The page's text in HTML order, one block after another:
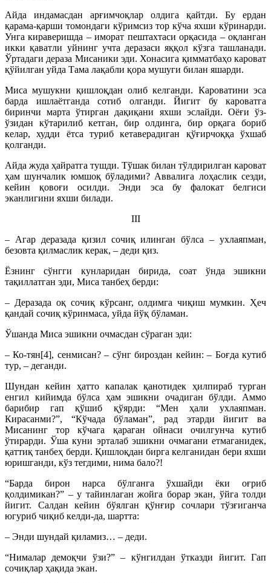
Айда индамасдан арғимчоқлар олдига қайтди. Бу ердан
қарама-қарши томондаги кўримсиз тор кўча яхши кўринарди.
Унга кираверишда – иморат пештахтаси орқасида – оқланган
икки қаватли уйнинг учта деразаси яққол кўзга ташланади.
Ўртадаги дераза Мисаники эди. Хонасига қимматбаҳо кароват
қўйилган уйда Тама лақабли қора мушуги билан яшарди.
Миса мушукни қишлоқдан олиб келганди. Кароватини эса
барда ишлаётганда сотиб олганди. Йигит бу кароватга
биринчи марта ўтирган дақиқани яхши эслайди. Оёғи ўз-
ўзидан кўтарилиб кетган, бир олдинга, бир орқага бориб
келар, худди ётса туриб кетаверадиган қўғирчоққа ўхшаб
қолганди.
Айда жуда ҳайратга тушди. Тўшак билан тўлдирилган кароват
ҳам шунчалик юмшоқ бўладими? Аввалига лоҳаслик сезди,
кейин қовоғи осилди. Энди эса бу фалокат белгиси
эканлигини яхши билади.
III
– Агар деразада қизил сочиқ илинган бўлса – ухлаяпман,
безовта қилмаслик керак, – деди қиз.
Ёзнинг сўнгги кунларидан бирида, соат ўнда эшикни
тақиллатган эди, Миса танбеҳ берди:
– Деразада оқ сочиқ кўрсанг, олдимга чиқиш мумкин. Ҳеч
қандай сочиқ кўринмаса, уйда йўқ бўламан.
Ўшанда Миса эшикни очмасдан сўраган эди:
– Ко-тян[4], сенмисан? – сўнг бироздан кейин: – Боғда кутиб
тур, – деганди.
Шундан кейин ҳатто капалак қанотидек ҳилпираб турган
енгил кийимда бўлса ҳам эшикни очадиган бўлди. Аммо
барибир гап қўшиб қўярди: “Мен ҳали ухлаяпман.
Кирасанми?”, “Кўчада бўламан”, рад этарди йигит ва
Мисанинг тор кўчага қараган ойнаси очилгунча кутиб
ўтирарди. Ўша куни эрталаб эшикни очмагани етмаганидек,
қаттиқ танбеҳ берди. Қишлоқдан бирга келганидан бери яхши
юришганди, кўз тегдими, нима бало?!
“Барда бирон нарса бўлганга ўхшайди ёки оғриб
қолдимикан?” – у тайинлаган жойга борар экан, ўйга толди
йигит. Салдан кейин бўялган қўнғир сочлари тўзғиганча
югуриб чиқиб келди-да, шартта:
– Энди шундай қиламиз… – деди.
“Нималар демоқчи ўзи?” – кўнгилдан ўтказди йигит. Гап
сочиқлар ҳақида экан.